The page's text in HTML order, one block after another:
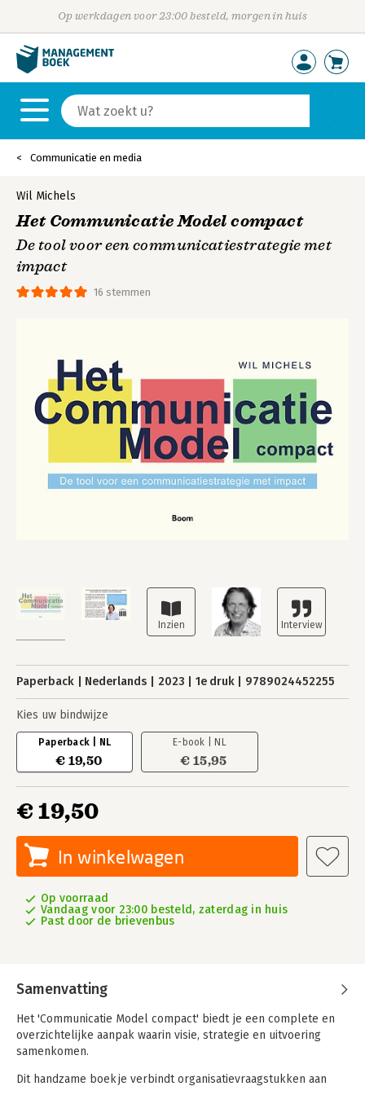
Op werkdagen voor 23:00 besteld, morgen in huis
Communicatie en media
16 stemmen
Wil Michels
Het Communicatie Model compact
De tool voor een communicatiestrategie met
impact
Paperback Nederlands 2023 1e druk 9789024452255
Kies uw bindwijze
Paperback | NL
€ 19,50
E-book | NL
€ 15,95
€ 19,50
In winkelwagen
Op voorraad
Vandaag voor 23:00 besteld, zaterdag in huis
Past door de brievenbus
Samenvatting
Het 'Communicatie Model compact' biedt je een complete en
overzichtelijke aanpak waarin visie, strategie en uitvoering
samenkomen.
Dit handzame boekje verbindt organisatievraagstukken aan